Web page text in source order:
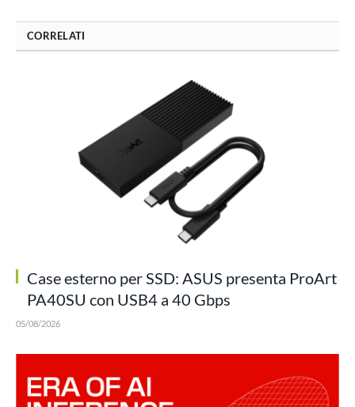
CORRELATI
Case esterno per SSD: ASUS presenta ProArt
PA40SU con USB4 a 40 Gbps
05/08/2026